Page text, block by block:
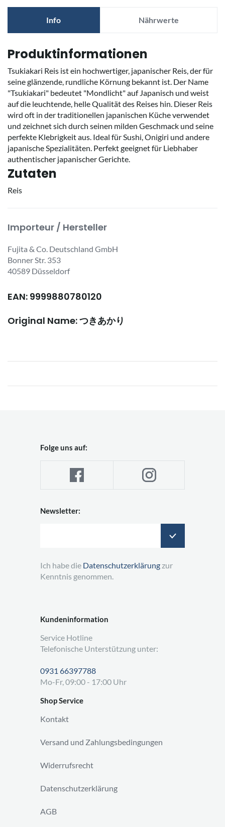
Info Nährwerte
Produktinformationen
Tsukiakari Reis ist ein hochwertiger, japanischer Reis, der für
seine glänzende, rundliche Körnung bekannt ist. Der Name
"Tsukiakari" bedeutet "Mondlicht" auf Japanisch und weist
auf die leuchtende, helle Qualität des Reises hin. Dieser Reis
wird oft in der traditionellen japanischen Küche verwendet
und zeichnet sich durch seinen milden Geschmack und seine
perfekte Klebrigkeit aus. Ideal für Sushi, Onigiri und andere
japanische Spezialitäten. Perfekt geeignet für Liebhaber
authentischer japanischer Gerichte.
Zutaten
Reis
Importeur / Hersteller
Fujita & Co. Deutschland GmbH
Bonner Str. 353
40589 Düsseldorf
EAN: 9999880780120
Original Name: つきあかり
Kundeninformation
Service Hotline
Telefonische Unterstützung unter:
0931 66397788
Mo-Fr, 09:00 - 17:00 Uhr
Shop Service
Kontakt
Versand und Zahlungsbedingungen
Widerrufsrecht
Datenschutzerklärung
AGB
Folge uns auf:
Newsletter:
Ich habe die Datenschutzerklärung zur
Kenntnis genommen.